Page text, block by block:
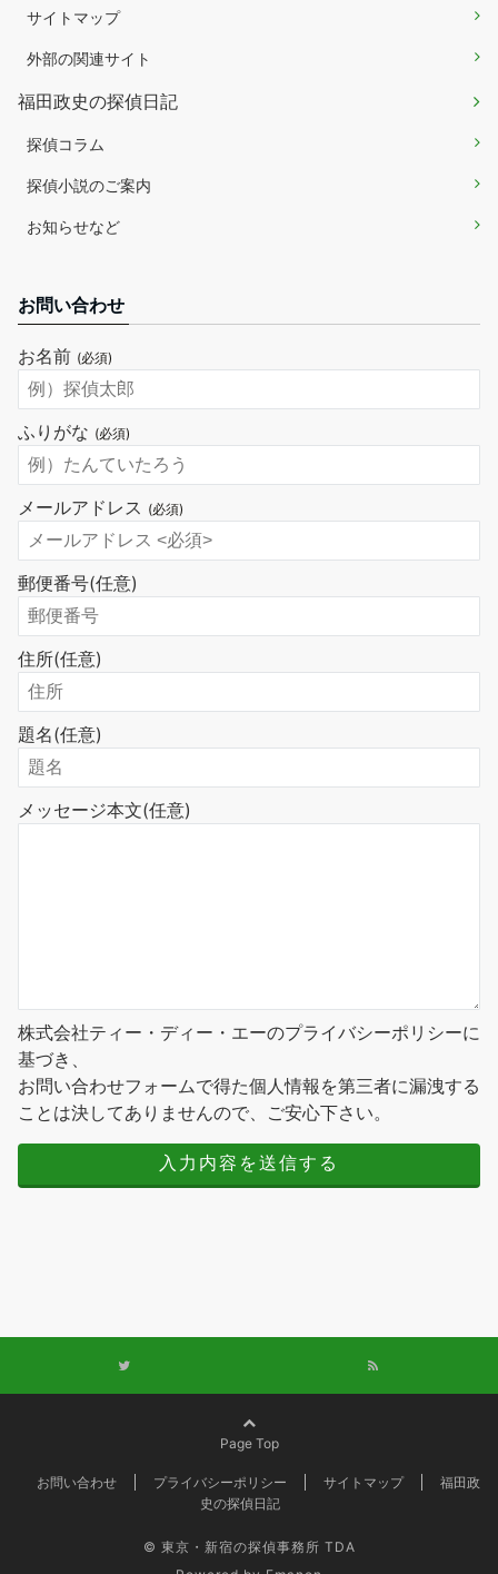
サイトマップ
外部の関連サイト
福田政史の探偵日記
探偵コラム
探偵小説のご案内
お知らせなど
お問い合わせ
お名前 (必須)
ふりがな (必須)
メールアドレス (必須)
郵便番号(任意)
住所(任意)
題名(任意)
メッセージ本文(任意)
株式会社ティー・ディー・エーのプライバシーポリシーに
基づき、
お問い合わせフォームで得た個人情報を第三者に漏洩する
ことは決してありませんので、ご安心下さい。
Page Top
お問い合わせ プライバシーポリシー サイトマップ
福田政
史の探偵日記
© 東京・新宿の探偵事務所 TDA